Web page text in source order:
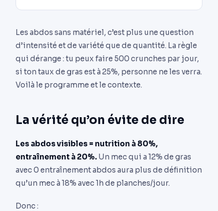
Les abdos sans matériel, c’est plus une question
d’intensité et de variété que de quantité. La règle
qui dérange : tu peux faire 500 crunches par jour,
si ton taux de gras est à 25%, personne ne les verra.
Voilà le programme et le contexte.
La vérité qu’on évite de dire
Les abdos visibles = nutrition à 80%,
entraînement à 20%. Un mec qui a 12% de gras
avec 0 entraînement abdos aura plus de définition
qu’un mec à 18% avec 1h de planches/jour.
Donc :